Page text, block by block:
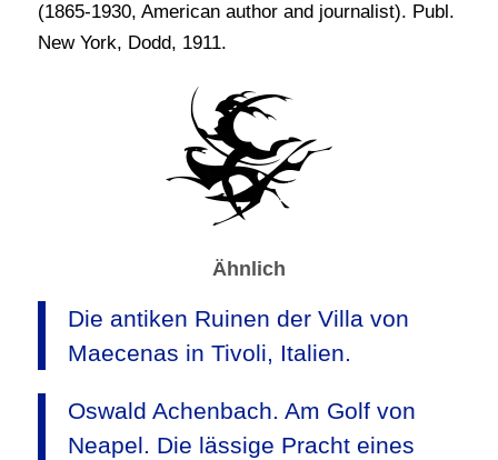
(1865-1930, American author and journalist). Publ.
New York, Dodd, 1911.
Ähnlich
Die antiken Ruinen der Villa von
Maecenas in Tivoli, Italien.
Oswald Achenbach. Am Golf von
Neapel. Die lässige Pracht eines